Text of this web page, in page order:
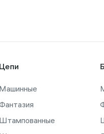
Цепи
Машинные
Штампованные